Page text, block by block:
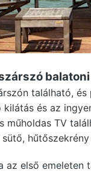
található,
kilátás és az
műholdas TV
az első